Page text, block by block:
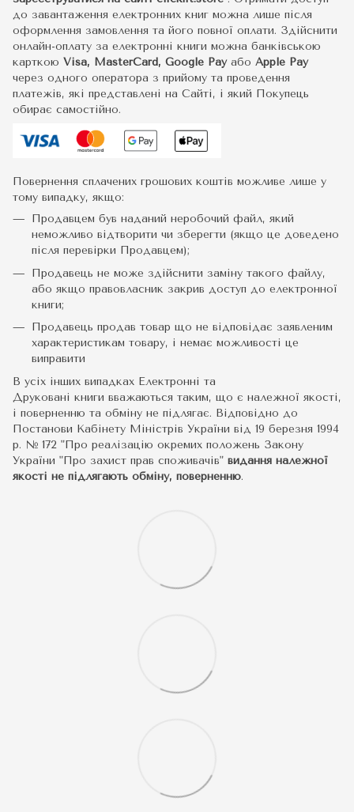
до завантаження електронних книг можна лише після
оформлення замовлення та його повної оплати. Здійснити
онлайн-оплату за електронні книги можна банківською
карткою Visa, MasterCard, Google Pay або Apple Pay
через одного оператора з прийому та проведення
платежів, які представлені на Сайті, і який Покупець
обирає самостійно.
Повернення сплачених грошових коштів можливе лише у
тому випадку, якщо:
Продавцем був наданий неробочий файл, який
неможливо відтворити чи зберегти (якщо це доведено
після перевірки Продавцем);
Продавець не може здійснити заміну такого файлу,
або якщо правовласник закрив доступ до електронної
книги;
Продавець продав товар що не відповідає заявленим
характеристикам товару, і немає можливості це
виправити
В усіх інших випадках Електронні та
Друковані книги вважаються таким, що є належної якості,
і поверненню та обміну не підлягає. Відповідно до
Постанови Кабінету Міністрів України від 19 березня 1994
р. № 172 "Про реалізацію окремих положень Закону
України "Про захист прав споживачів" видання належної
якості не підлягають обміну, поверненню.